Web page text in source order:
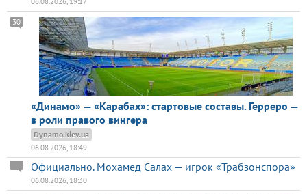
«Динамо» — «Карабах»: стартовые составы. Герреро —
в роли правого вингера
30
Dynamo.kiev.ua
06.08.2026, 18:49
Официально. Мохамед Салах — игрок «Трабзонспора»
06.08.2026, 18:30